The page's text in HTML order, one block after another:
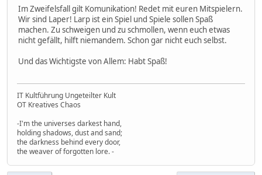
Im Zweifelsfall gilt Komunikation! Redet mit euren Mitspielern.
Wir sind Laper! Larp ist ein Spiel und Spiele sollen Spaß
machen. Zu schweigen und zu schmollen, wenn euch etwas
nicht gefällt, hilft niemandem. Schon gar nicht euch selbst.
Und das Wichtigste von Allem: Habt Spaß!
IT Kultführung Ungeteilter Kult
OT Kreatives Chaos
-I'm the universes darkest hand,
holding shadows, dust and sand;
the darkness behind every door,
the weaver of forgotten lore. -